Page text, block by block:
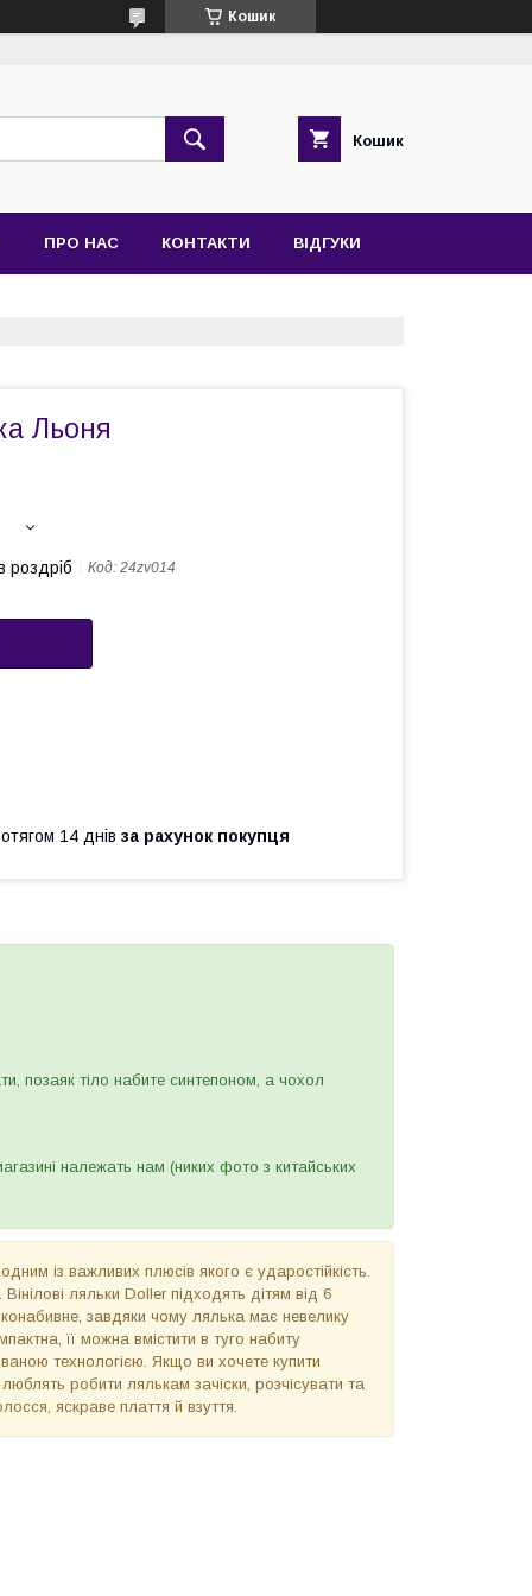
Кошик
Кошик
ПРО НАС КОНТАКТИ ВІДГУКИ
Льоня
роздріб Код: 24zv014
14 днів за рахунок покупця
позаяк тіло набите синтепоном, а чохол
належать нам (никих фото з китайських
із важливих плюсів якого є ударостійкість.
ляльки Doller підходять дітям від 6
завдяки чому лялька має невелику
її можна вмістити в туго набиту
технологією. Якщо ви хочете купити
робити лялькам зачіски, розчісувати та
яскраве плаття й взуття.